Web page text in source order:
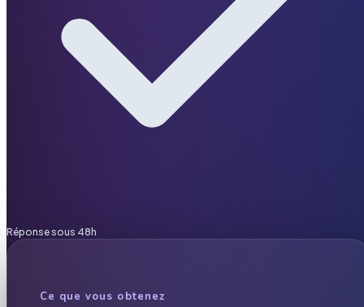
Réponse sous 48h
Ce que vous obtenez